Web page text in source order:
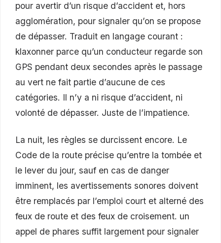
pour avertir d’un risque d’accident et, hors
agglomération, pour signaler qu’on se propose
de dépasser. Traduit en langage courant :
klaxonner parce qu’un conducteur regarde son
GPS pendant deux secondes après le passage
au vert ne fait partie d’aucune de ces
catégories. Il n’y a ni risque d’accident, ni
volonté de dépasser. Juste de l’impatience.
La nuit, les règles se durcissent encore. Le
Code de la route précise qu’entre la tombée et
le lever du jour, sauf en cas de danger
imminent, les avertissements sonores doivent
être remplacés par l’emploi court et alterné des
feux de route et des feux de croisement. un
appel de phares suffit largement pour signaler